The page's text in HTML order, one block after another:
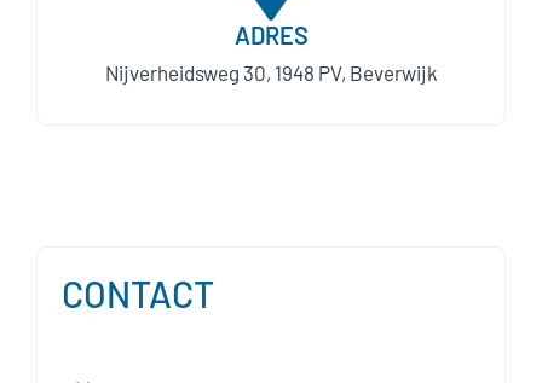
ADRES
Nijverheidsweg 30, 1948 PV, Beverwijk
CONTACT